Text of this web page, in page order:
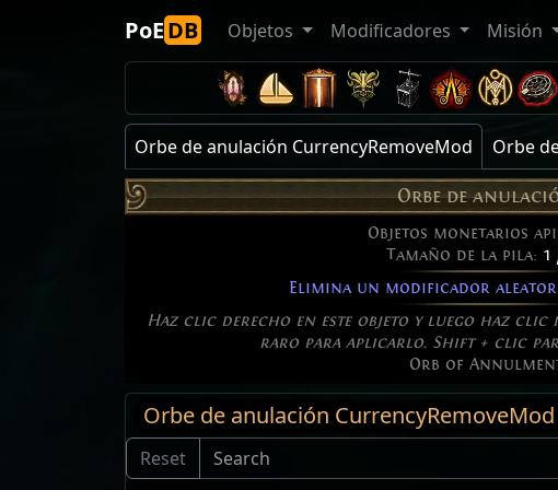
PoEDB Objetos Modificadores Misión
Orbe de anulación CurrencyRemoveMod Orbe
Orbe de
Objetos monetarios
Tamaño de la pila: 1
Elimina un modificador
Haz clic derecho en este objeto y luego haz
raro para aplicarlo. Shift + clic
Orb of
Orbe de anulación